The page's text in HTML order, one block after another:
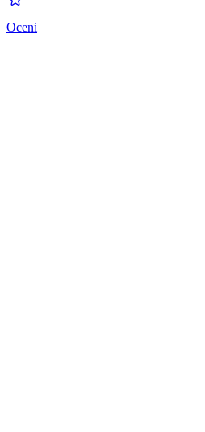
Oceni